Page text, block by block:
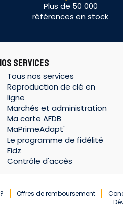
Plus de 50 000
références en stock
SERVICES
Tous nos services
Reproduction de clé en
ligne
Marchés et administration
Ma carte AFDB
MaPrimeAdapt'
Le programme de fidélité
Fidz
Contrôle d'accès
Offres de remboursement